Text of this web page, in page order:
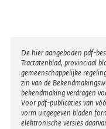
Disclaimer
De hier aangeboden pdf-
Tractatenblad, provinciaal
gemeenschappelijke
zin van de
bekendmaking verdragen
Voor pdf-publicaties van
vorm uitgegeven bladen
elektronische versies